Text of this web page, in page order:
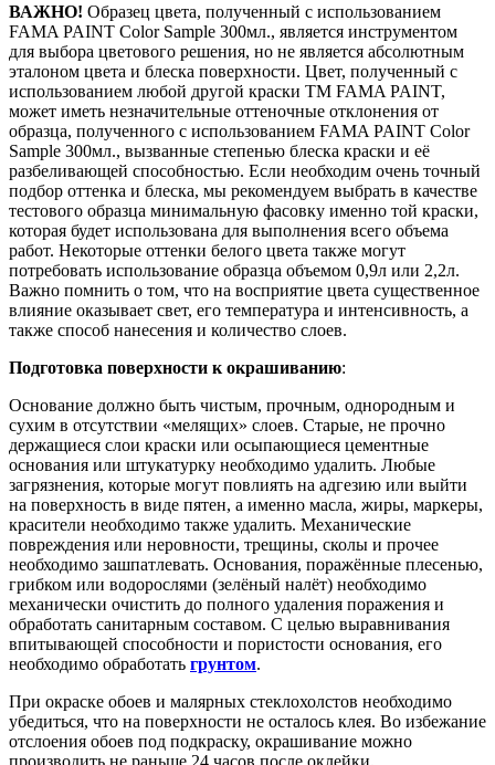
ВАЖНО! Образец цвета, полученный с использованием
FAMA PAINT Color Sample 300мл., является инструментом
для выбора цветового решения, но не является абсолютным
эталоном цвета и блеска поверхности. Цвет, полученный с
использованием любой другой краски ТМ FAMA PAINT,
может иметь незначительные оттеночные отклонения от
образца, полученного с использованием FAMA PAINT Color
Sample 300мл., вызванные степенью блеска краски и её
разбеливающей способностью. Если необходим очень точный
подбор оттенка и блеска, мы рекомендуем выбрать в качестве
тестового образца минимальную фасовку именно той краски,
которая будет использована для выполнения всего объема
работ. Некоторые оттенки белого цвета также могут
потребовать использование образца объемом 0,9л или 2,2л.
Важно помнить о том, что на восприятие цвета существенное
влияние оказывает свет, его температура и интенсивность, а
также способ нанесения и количество слоев.
Подготовка поверхности к окрашиванию:
Основание должно быть чистым, прочным, однородным и
сухим в отсутствии «мелящих» слоев. Старые, не прочно
держащиеся слои краски или осыпающиеся цементные
основания или штукатурку необходимо удалить. Любые
загрязнения, которые могут повлиять на адгезию или выйти
на поверхность в виде пятен, а именно масла, жиры, маркеры,
красители необходимо также удалить. Механические
повреждения или неровности, трещины, сколы и прочее
необходимо зашпатлевать. Основания, поражённые плесенью,
грибком или водорослями (зелёный налёт) необходимо
механически очистить до полного удаления поражения и
обработать санитарным составом. С целью выравнивания
впитывающей способности и пористости основания, его
необходимо обработать грунтом.
При окраске обоев и малярных стеклохолстов необходимо
убедиться, что на поверхности не осталось клея. Во избежание
отслоения обоев под подкраску, окрашивание можно
производить не раньше 24 часов после оклейки.